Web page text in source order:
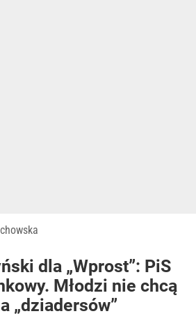
dla „Wprost”: PiS
Młodzi nie chcą
„dziadersów”